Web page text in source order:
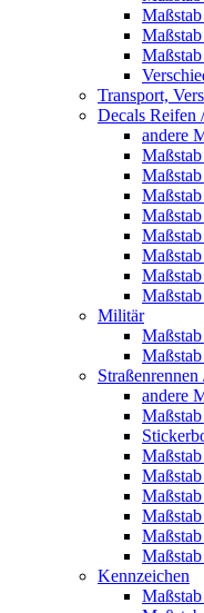
Transport,
Decals Reifen
andere
Militär
andere
Kennzeichen